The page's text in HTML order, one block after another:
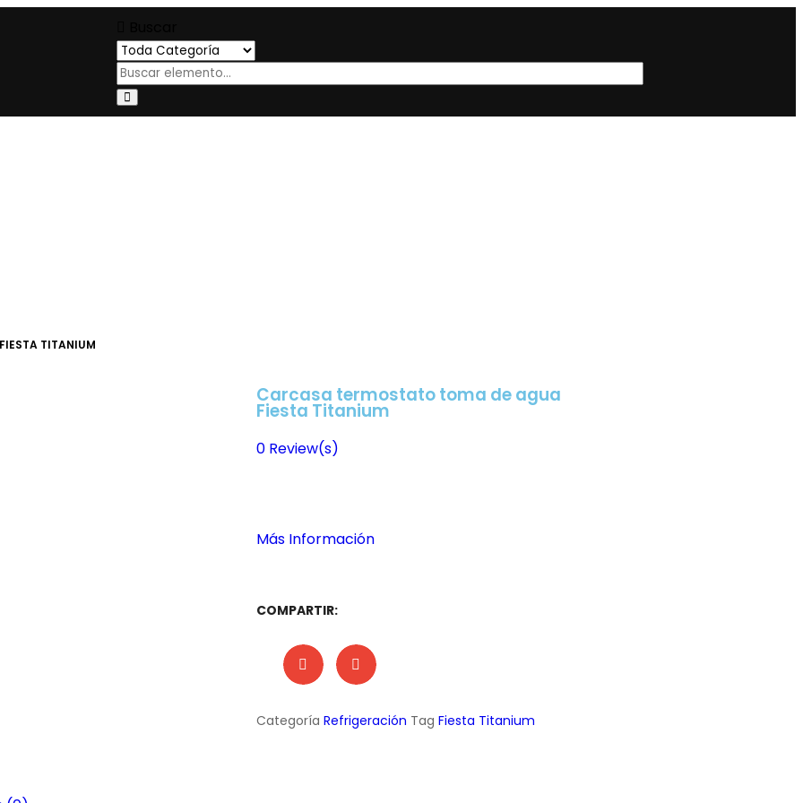
TITANIUM
Carcasa termostato toma de agua
Fiesta Titanium
0Review(s)
Más Información
COMPARTIR:
Categoría Refrigeración Tag Fiesta Titanium